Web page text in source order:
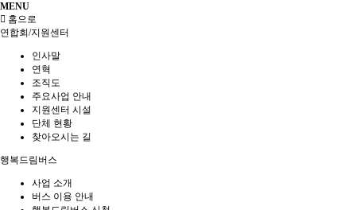
MENU
홈으로
연합회/지원센터
인사말
연혁
조직도
주요사업 안내
지원센터 시설
단체 현황
찾아오시는 길
행복드림버스
사업 소개
버스 이용 안내